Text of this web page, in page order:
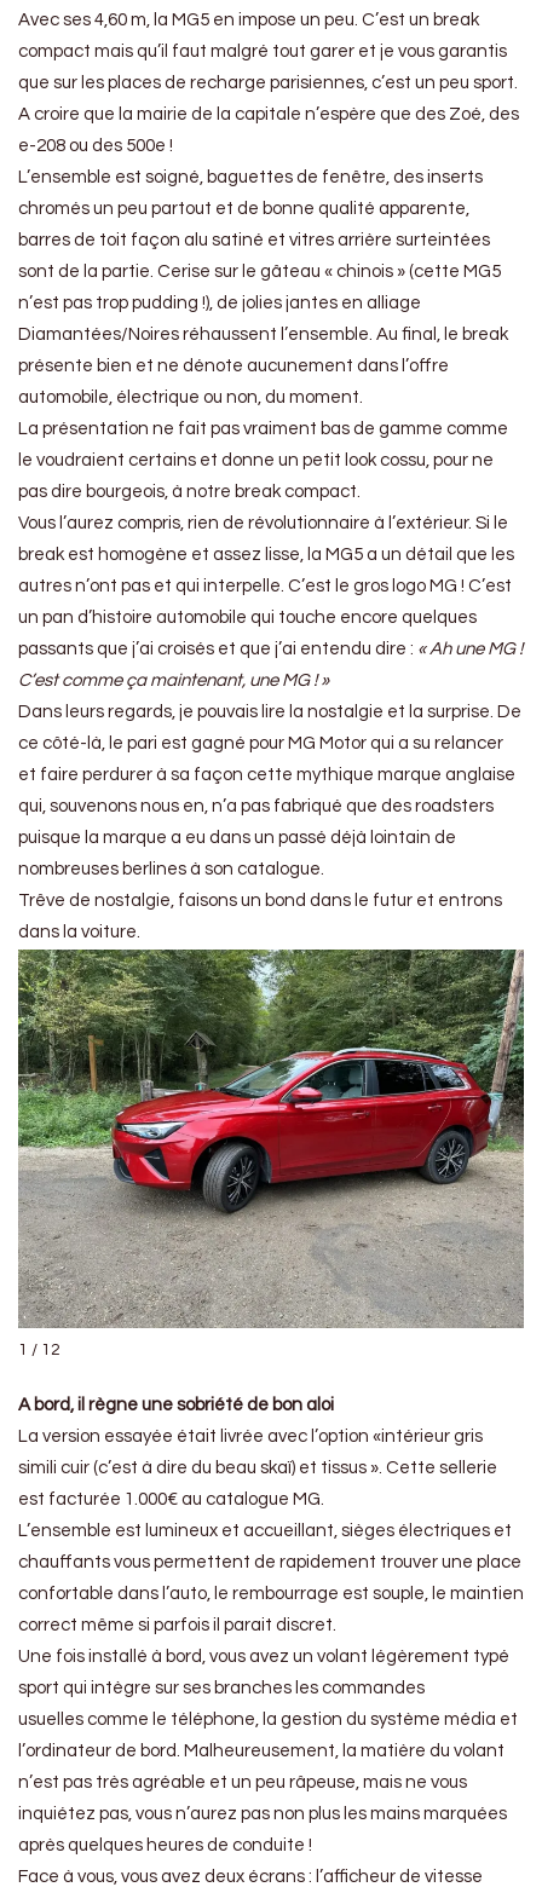
Avec ses 4,60 m, la MG5 en impose un peu. C’est un break
compact mais qu’il faut malgré tout garer et je vous garantis
que sur les places de recharge parisiennes, c’est un peu sport.
A croire que la mairie de la capitale n’espère que des Zoé, des
e-208 ou des 500e !
L’ensemble est soigné, baguettes de fenêtre, des inserts
chromés un peu partout et de bonne qualité apparente,
barres de toit façon alu satiné et vitres arrière surteintées
sont de la partie. Cerise sur le gâteau « chinois » (cette MG5
n’est pas trop pudding !), de jolies jantes en alliage
Diamantées/Noires réhaussent l’ensemble. Au final, le break
présente bien et ne dénote aucunement dans l’offre
automobile, électrique ou non, du moment.
La présentation ne fait pas vraiment bas de gamme comme
le voudraient certains et donne un petit look cossu, pour ne
pas dire bourgeois, à notre break compact.
Vous l’aurez compris, rien de révolutionnaire à l’extérieur. Si le
break est homogène et assez lisse, la MG5 a un détail que les
autres n’ont pas et qui interpelle. C’est le gros logo MG ! C’est
un pan d’histoire automobile qui touche encore quelques
passants que j’ai croisés et que j’ai entendu dire : « Ah une MG !
C’est comme ça maintenant, une MG ! »
Dans leurs regards, je pouvais lire la nostalgie et la surprise. De
ce côté-là, le pari est gagné pour MG Motor qui a su relancer
et faire perdurer à sa façon cette mythique marque anglaise
qui, souvenons nous en, n’a pas fabriqué que des roadsters
puisque la marque a eu dans un passé déjà lointain de
nombreuses berlines à son catalogue.
Trêve de nostalgie, faisons un bond dans le futur et entrons
dans la voiture.
1 / 12
A bord, il règne une sobriété de bon aloi
La version essayée était livrée avec l’option «intérieur gris
simili cuir (c’est à dire du beau skaï) et tissus ». Cette sellerie
est facturée 1.000€ au catalogue MG.
L’ensemble est lumineux et accueillant, sièges électriques et
chauffants vous permettent de rapidement trouver une place
confortable dans l’auto, le rembourrage est souple, le maintien
correct même si parfois il parait discret.
Une fois installé à bord, vous avez un volant légèrement typé
sport qui intègre sur ses branches les commandes
usuelles comme le téléphone, la gestion du système média et
l’ordinateur de bord. Malheureusement, la matière du volant
n’est pas très agréable et un peu râpeuse, mais ne vous
inquiétez pas, vous n’aurez pas non plus les mains marquées
après quelques heures de conduite !
Face à vous, vous avez deux écrans : l’afficheur de vitesse